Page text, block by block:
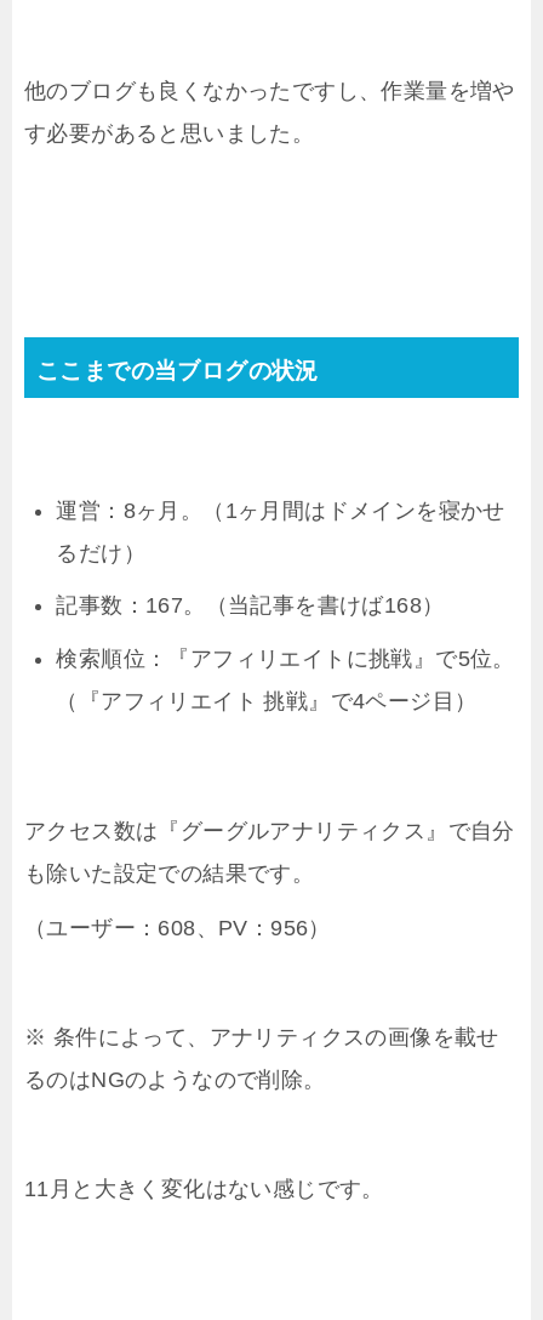
他のブログも良くなかったですし、作業量を増や
す必要があると思いました。
ここまでの当ブログの状況
運営：8ヶ月。（1ヶ月間はドメインを寝かせ
るだけ）
記事数：167。（当記事を書けば168）
検索順位：『アフィリエイトに挑戦』で5位。
（『アフィリエイト 挑戦』で4ページ目）
アクセス数は『グーグルアナリティクス』で自分
も除いた設定での結果です。
（ユーザー：608、PV：956）
※ 条件によって、アナリティクスの画像を載せ
るのはNGのようなので削除。
11月と大きく変化はない感じです。